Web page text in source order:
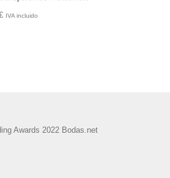
IVA incluido